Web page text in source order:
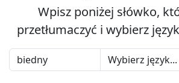
Wpisz poniżej słówko,
przetłumaczyć i wybierz